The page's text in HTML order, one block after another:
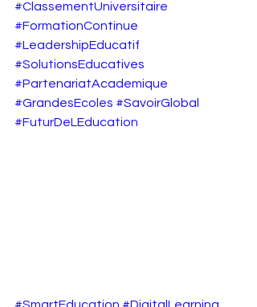
#ClassementUniversitaire
#FormationContinue
#LeadershipEducatif
#SolutionsEducatives
#PartenariatAcademique
#GrandesEcoles #SavoirGlobal
#FuturDeLEducation